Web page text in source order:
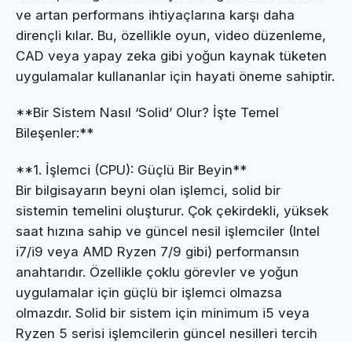
ve artan performans ihtiyaçlarına karşı daha
dirençli kılar. Bu, özellikle oyun, video düzenleme,
CAD veya yapay zeka gibi yoğun kaynak tüketen
uygulamalar kullananlar için hayati öneme sahiptir.
**Bir Sistem Nasıl ‘Solid’ Olur? İşte Temel
Bileşenler:**
**1. İşlemci (CPU): Güçlü Bir Beyin**
Bir bilgisayarın beyni olan işlemci, solid bir
sistemin temelini oluşturur. Çok çekirdekli, yüksek
saat hızına sahip ve güncel nesil işlemciler (Intel
i7/i9 veya AMD Ryzen 7/9 gibi) performansın
anahtarıdır. Özellikle çoklu görevler ve yoğun
uygulamalar için güçlü bir işlemci olmazsa
olmazdır. Solid bir sistem için minimum i5 veya
Ryzen 5 serisi işlemcilerin güncel nesilleri tercih